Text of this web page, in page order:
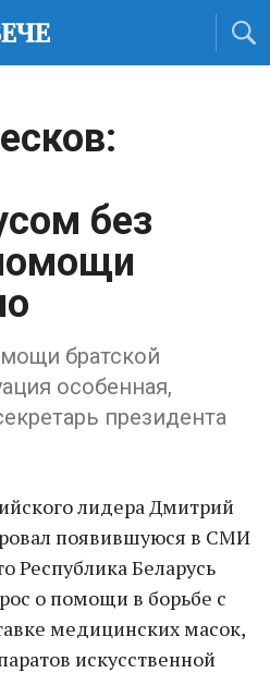
без
братской
особенная,
президента
лидера Дмитрий
появившуюся в СМИ
Республика Беларусь
о помощи в борьбе с
медицинских масок,
искусственной